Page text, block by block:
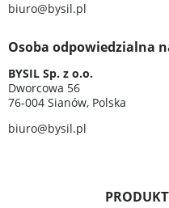
biuro@bysil.pl
Osoba odpowiedzialna
BYSIL Sp. z o.o.
Dworcowa 56
76-004 Sianów, Polska
biuro@bysil.pl